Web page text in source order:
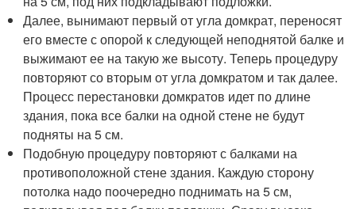
Далее, вынимают первый от угла домкрат, переносят
его вместе с опорой к следующей неподнятой балке и
выжимают ее на такую же высоту. Теперь процедуру
повторяют со вторым от угла домкратом и так далее.
Процесс перестановки домкратов идет по длине
здания, пока все балки на одной стене не будут
подняты на 5 см.
Подобную процедуру повторяют с балками на
противоположной стене здания. Каждую сторону
потолка надо поочередно поднимать на 5 см,